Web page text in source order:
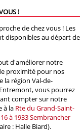
!
de chez vous ! Les
disponibles au départ de
d'améliorer notre
proximité pour nos
la région Val-de-
vous pourrez
compter sur notre
à la Rte du Grand-Saint-
à 1933 Sembrancher
: Halle Biard).